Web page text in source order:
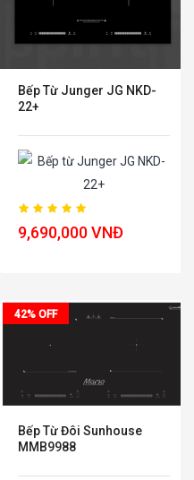
Bếp Từ Junger JG NKD-
22+
9,690,000 VNĐ
42% OFF
Bếp Từ Đôi Sunhouse
MMB9988